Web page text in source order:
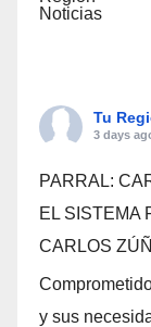
Tu
3 days
PARRAL:
EL SISTEMA
CARLOS
y sus